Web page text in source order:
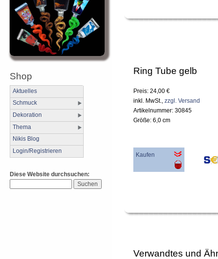
Shop
Aktuelles
Schmuck
Dekoration
Thema
Nikis Blog
Login/Registrieren
Diese Website durchsuchen:
Ring Tube gelb
Preis: 24,00 €
inkl. MwSt., zzgl. Versand
Artikelnummer: 30845
Größe: 6,0 cm
Kaufen
Verwandtes und